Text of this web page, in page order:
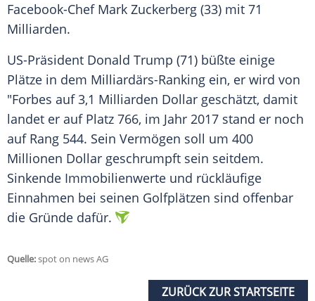
Facebook-Chef Mark Zuckerberg (33) mit 71
Milliarden.
US-Präsident Donald Trump (71) büßte einige
Plätze in dem Milliardärs-Ranking ein, er wird von
"Forbes auf 3,1 Milliarden Dollar geschätzt, damit
landet er auf Platz 766, im Jahr 2017 stand er noch
auf Rang 544. Sein Vermögen soll um 400
Millionen Dollar geschrumpft sein seitdem.
Sinkende Immobilienwerte und rückläufige
Einnahmen bei seinen Golfplätzen sind offenbar
die Gründe dafür.
Quelle:spot on news AG
ZURÜCK ZUR STARTSEITE